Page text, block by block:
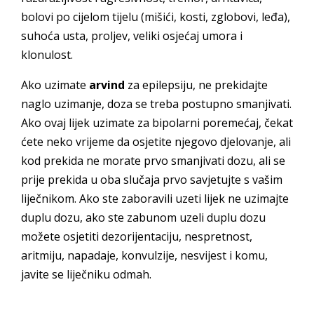
bolovi po cijelom tijelu (mišići, kosti, zglobovi, leđa),
suhoća usta, proljev, veliki osjećaj umora i
klonulost.
Ako uzimate arvind za epilepsiju, ne prekidajte
naglo uzimanje, doza se treba postupno smanjivati.
Ako ovaj lijek uzimate za bipolarni poremećaj, čekat
ćete neko vrijeme da osjetite njegovo djelovanje, ali
kod prekida ne morate prvo smanjivati dozu, ali se
prije prekida u oba slučaja prvo savjetujte s vašim
liječnikom. Ako ste zaboravili uzeti lijek ne uzimajte
duplu dozu, ako ste zabunom uzeli duplu dozu
možete osjetiti dezorijentaciju, nespretnost,
aritmiju, napadaje, konvulzije, nesvijest i komu,
javite se liječniku odmah.